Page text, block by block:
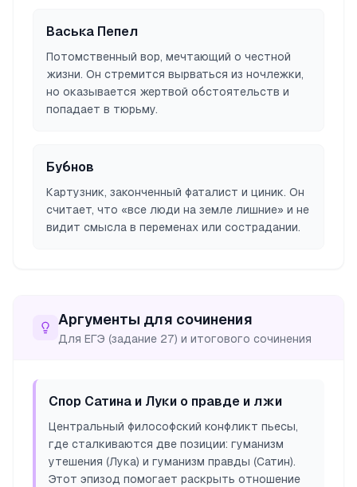
Васька Пепел
Потомственный вор, мечтающий о честной
жизни. Он стремится вырваться из ночлежки,
но оказывается жертвой обстоятельств и
попадает в тюрьму.
Бубнов
Картузник, законченный фаталист и циник. Он
считает, что «все люди на земле лишние» и не
видит смысла в переменах или сострадании.
Аргументы для сочинения
Для ЕГЭ (задание 27) и итогового сочинения
Спор Сатина и Луки о правде и лжи
Центральный философский конфликт пьесы,
где сталкиваются две позиции: гуманизм
утешения (Лука) и гуманизм правды (Сатин).
Этот эпизод помогает раскрыть отношение